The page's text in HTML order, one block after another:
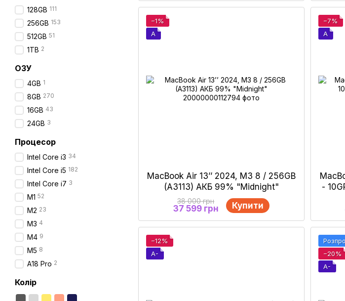
−1%
A
MacBook Air 13’’ 2024, М3 8 / 256GB
(A3113) АКБ 99% "Midnight"
38 000 грн
37 599 грн Купити
−7%
A
-
−12%
A-
−20%
A-
128GB 111
256GB 153
512GB 51
1TB 2
ОЗУ
4GB 1
8GB 270
16GB 43
24GB 3
Процесор
Intel Core i3 34
Intel Core i5 182
Intel Core i7 3
M1 52
M2 23
М3 4
M4 9
M5 8
A18 Pro 2
Колір